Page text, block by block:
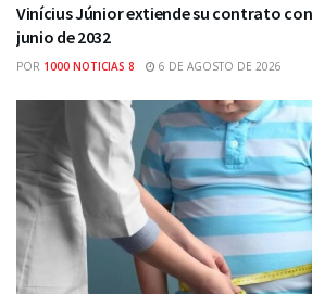
Vinícius Júnior extiende su contrato
junio de 2032
POR 1000 NOTICIAS 8 6 DE AGOSTO DE 2026